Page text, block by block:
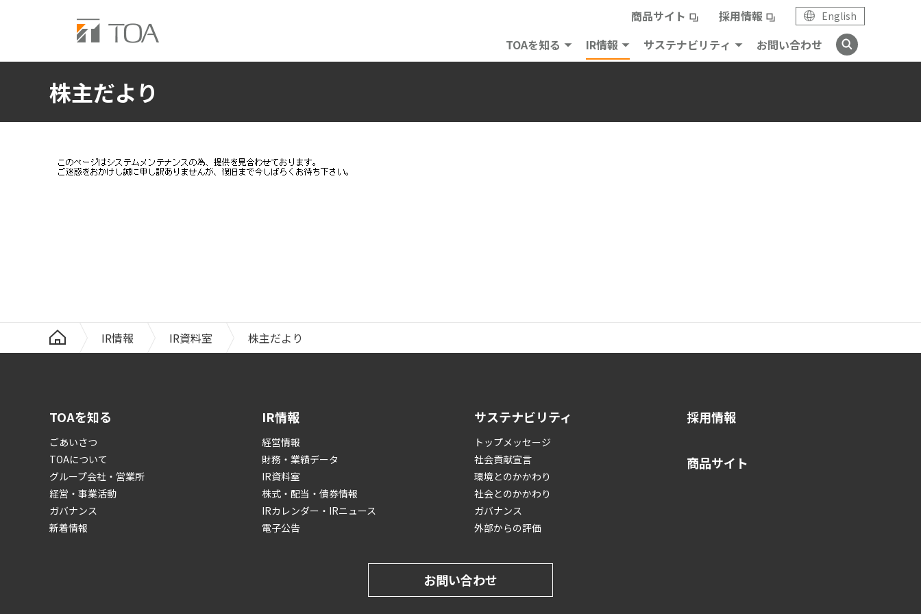
商品サイト 採用情報 English
TOAを知る IR情報 サステナビリティ お問い合わせ
株主だより
IR情報 IR資料室 株主だより
TOAを知る
ごあいさつ
TOAについて
グループ会社・営業所
経営・事業活動
ガバナンス
新着情報
IR情報
経営情報
財務・業績データ
IR資料室
株式・配当・債券情報
IRカレンダー・IRニュース
電子公告
サステナビリティ
トップメッセージ
社会貢献宣言
環境とのかかわり
社会とのかかわり
ガバナンス
外部からの評価
採用情報
商品サイト
お問い合わせ